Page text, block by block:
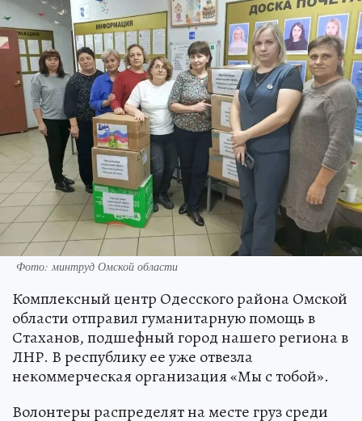
Фото: минтруд Омской области
Комплексный центр Одесского района Омской
области отправил гуманитарную помощь в
Стаханов, подшефный город нашего региона в
ЛНР. В республику ее уже отвезла
некоммерческая организация «Мы с тобой».
Волонтеры распределят на месте груз среди